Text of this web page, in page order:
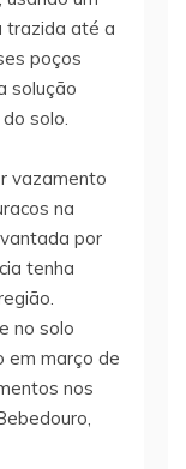
trazida até a
poços
solução
solo.
vazamento
na
por
tenha
no solo
em março de
nos